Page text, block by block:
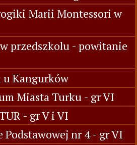
Marii Montessori w
przedszkolu - powitanie
Kangurków
Miasta Turku - gr VI
- gr V i VI
Podstawowej nr 4 - gr VI